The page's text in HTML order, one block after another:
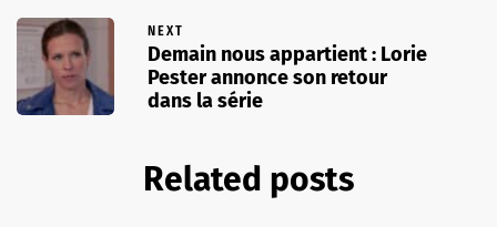
NEXT
Demain nous appartient : Lorie
Pester annonce son retour
dans la série
Related posts